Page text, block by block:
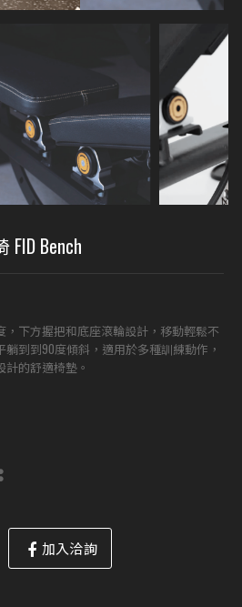
Bench
下方握把和底座滾輪設計，移動輕鬆不
到到90度傾斜，適用於多種訓練動作，
的舒適椅墊。
加入洽詢